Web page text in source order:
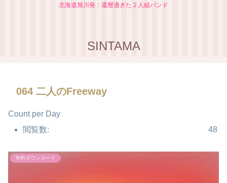
北海道旭川発：還暦過ぎた２人組バンド
SINTAMA
064 二人のFreeway
Count per Day
48
閲覧数:
有料ダウンロード